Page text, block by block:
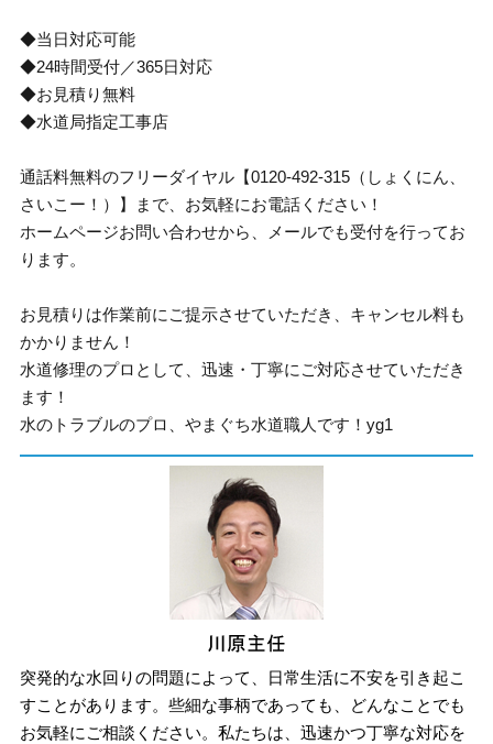
◆当日対応可能
◆24時間受付／365日対応
◆お見積り無料
◆水道局指定工事店
通話料無料のフリーダイヤル【0120-492-315（しょくにん、
さいこー！）】まで、お気軽にお電話ください！
ホームページお問い合わせから、メールでも受付を行ってお
ります。
お見積りは作業前にご提示させていただき、キャンセル料も
かかりません！
水道修理のプロとして、迅速・丁寧にご対応させていただき
ます！
水のトラブルのプロ、やまぐち水道職人です！yg1
突発的な水回りの問題によって、日常生活に不安を引き起こ
すことがあります。些細な事柄であっても、どんなことでも
お気軽にご相談ください。私たちは、迅速かつ丁寧な対応を